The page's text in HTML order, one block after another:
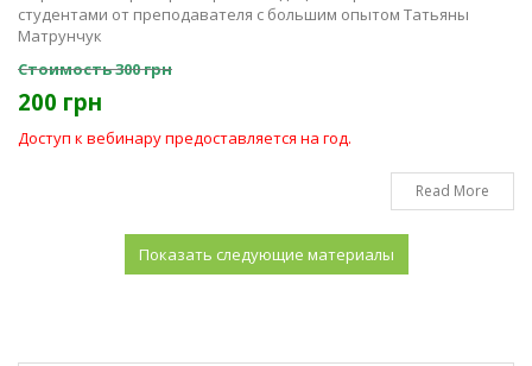
студентами от преподавателя с большим опытом Татьяны
Матрунчук
Стоимость 300 грн
200 грн
Доступ к вебинару предоставляется на год.
Read More